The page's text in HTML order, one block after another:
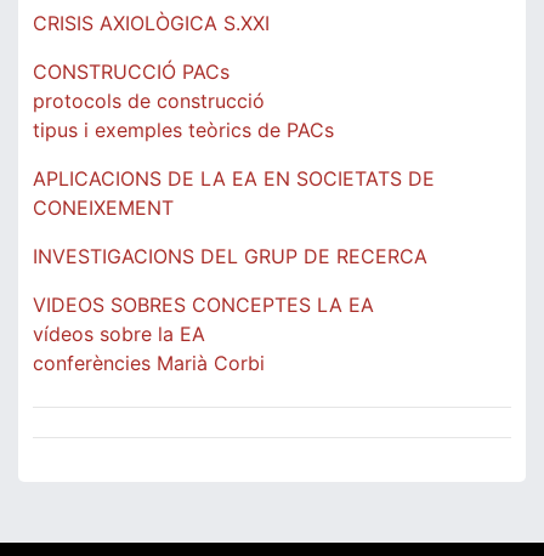
CRISIS AXIOLÒGICA S.XXI
CONSTRUCCIÓ PACs
protocols de construcció
tipus i exemples teòrics de PACs
APLICACIONS DE LA EA EN SOCIETATS DE
CONEIXEMENT
INVESTIGACIONS DEL GRUP DE RECERCA
VIDEOS SOBRES CONCEPTES LA EA
vídeos sobre la EA
conferències Marià Corbi